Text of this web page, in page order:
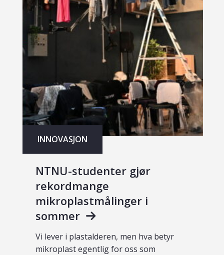
INNOVASJON
NTNU-studenter gjør
rekordmange
mikroplastmålinger i
sommer
Vi lever i plastalderen, men hva betyr
mikroplast egentlig for oss som